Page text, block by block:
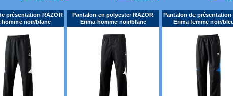
présentation RAZOR
homme noir/blanc
Pantalon en polyester RAZOR
Erima homme noir/blanc
Pantalon de présentation
Erima femme noir/